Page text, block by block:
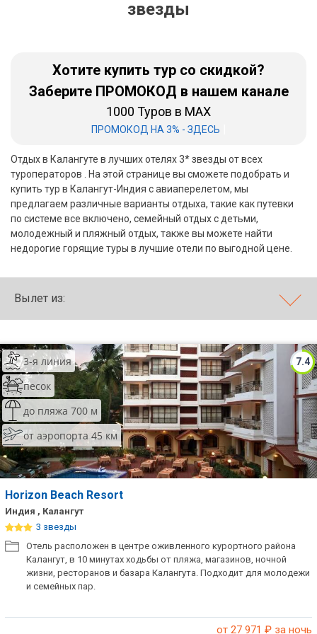
звезды
Хотите купить тур со скидкой?
Заберите ПРОМОКОД в нашем канале
1000 Туров в MAX
ПРОМОКОД НА 3% - ЗДЕСЬ
Отдых в Калангуте в лучших отелях 3* звезды от всех
туроператоров . На этой странице вы сможете подобрать и
купить тур в Калангут-Индия с авиаперелетом, мы
предлагаем различные варианты отдыха, такие как путевки
по системе все включено, семейный отдых с детьми,
молодежный и пляжный отдых, также вы можете найти
недорогие горящие туры в лучшие отели по выгодной цене.
Вылет из:
7.4
3-я линия
песок
до пляжа 700 м
от аэропорта 45 км
Horizon Beach Resort
Индия , Калангут
3 звезды
Отель расположен в центре оживленного курортного района
Калангут, в 10 минутах ходьбы от пляжа, магазинов, ночной
жизни, ресторанов и базара Калангута. Подходит для молодежи
и семейных пар.
от 27 971 ₽ за ночь
Хайнань
Занзибар
Абхазия
Большой Сочи
Кав Мин Воды
Экскурсионные туры
ТОП 10 недорогих отелей
5*
Лучшие отели 4* звезды
Недорогие отели 4*
звезды
Лучшие отели 3* звезды
Недорогие отели 3*
Сетевые отели Турции
Сетевые отели Египта
Сетевые отели ОАЭ